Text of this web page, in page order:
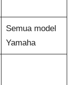
Semua model
Yamaha